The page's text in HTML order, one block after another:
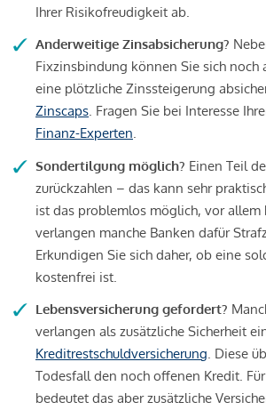
Ihrer Risikofreudigkeit ab.
Anderweitige Zinsabsicherung?
Fixzinsbindung können Sie sich noch
eine plötzliche Zinssteigerung
Zinscaps. Fragen Sie bei Interesse
Finanz-Experten.
Sondertilgung möglich? Einen Teil
zurückzahlen – das kann sehr
ist das problemlos möglich, vor allem
verlangen manche Banken dafür
Erkundigen Sie sich daher, ob eine
kostenfrei ist.
Lebensversicherung gefordert?
verlangen als zusätzliche Sicherheit
Kreditrestschuldversicherung. Diese
Todesfall den noch offenen Kredit.
bedeutet das aber zusätzliche